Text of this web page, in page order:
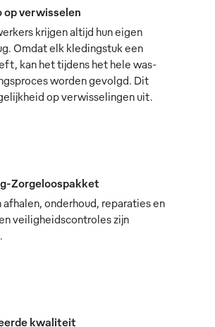
op verwisselen
krijgen altijd hun eigen
Omdat elk kledingstuk een
kan het tijdens het hele was-
worden gevolgd. Dit
op verwisselingen uit.
Zorgeloospakket
afhalen, onderhoud, reparaties en
veiligheidscontroles zijn
kwaliteit